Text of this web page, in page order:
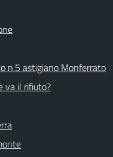
n.5 astigiano Monferrato
va il rifiuto?